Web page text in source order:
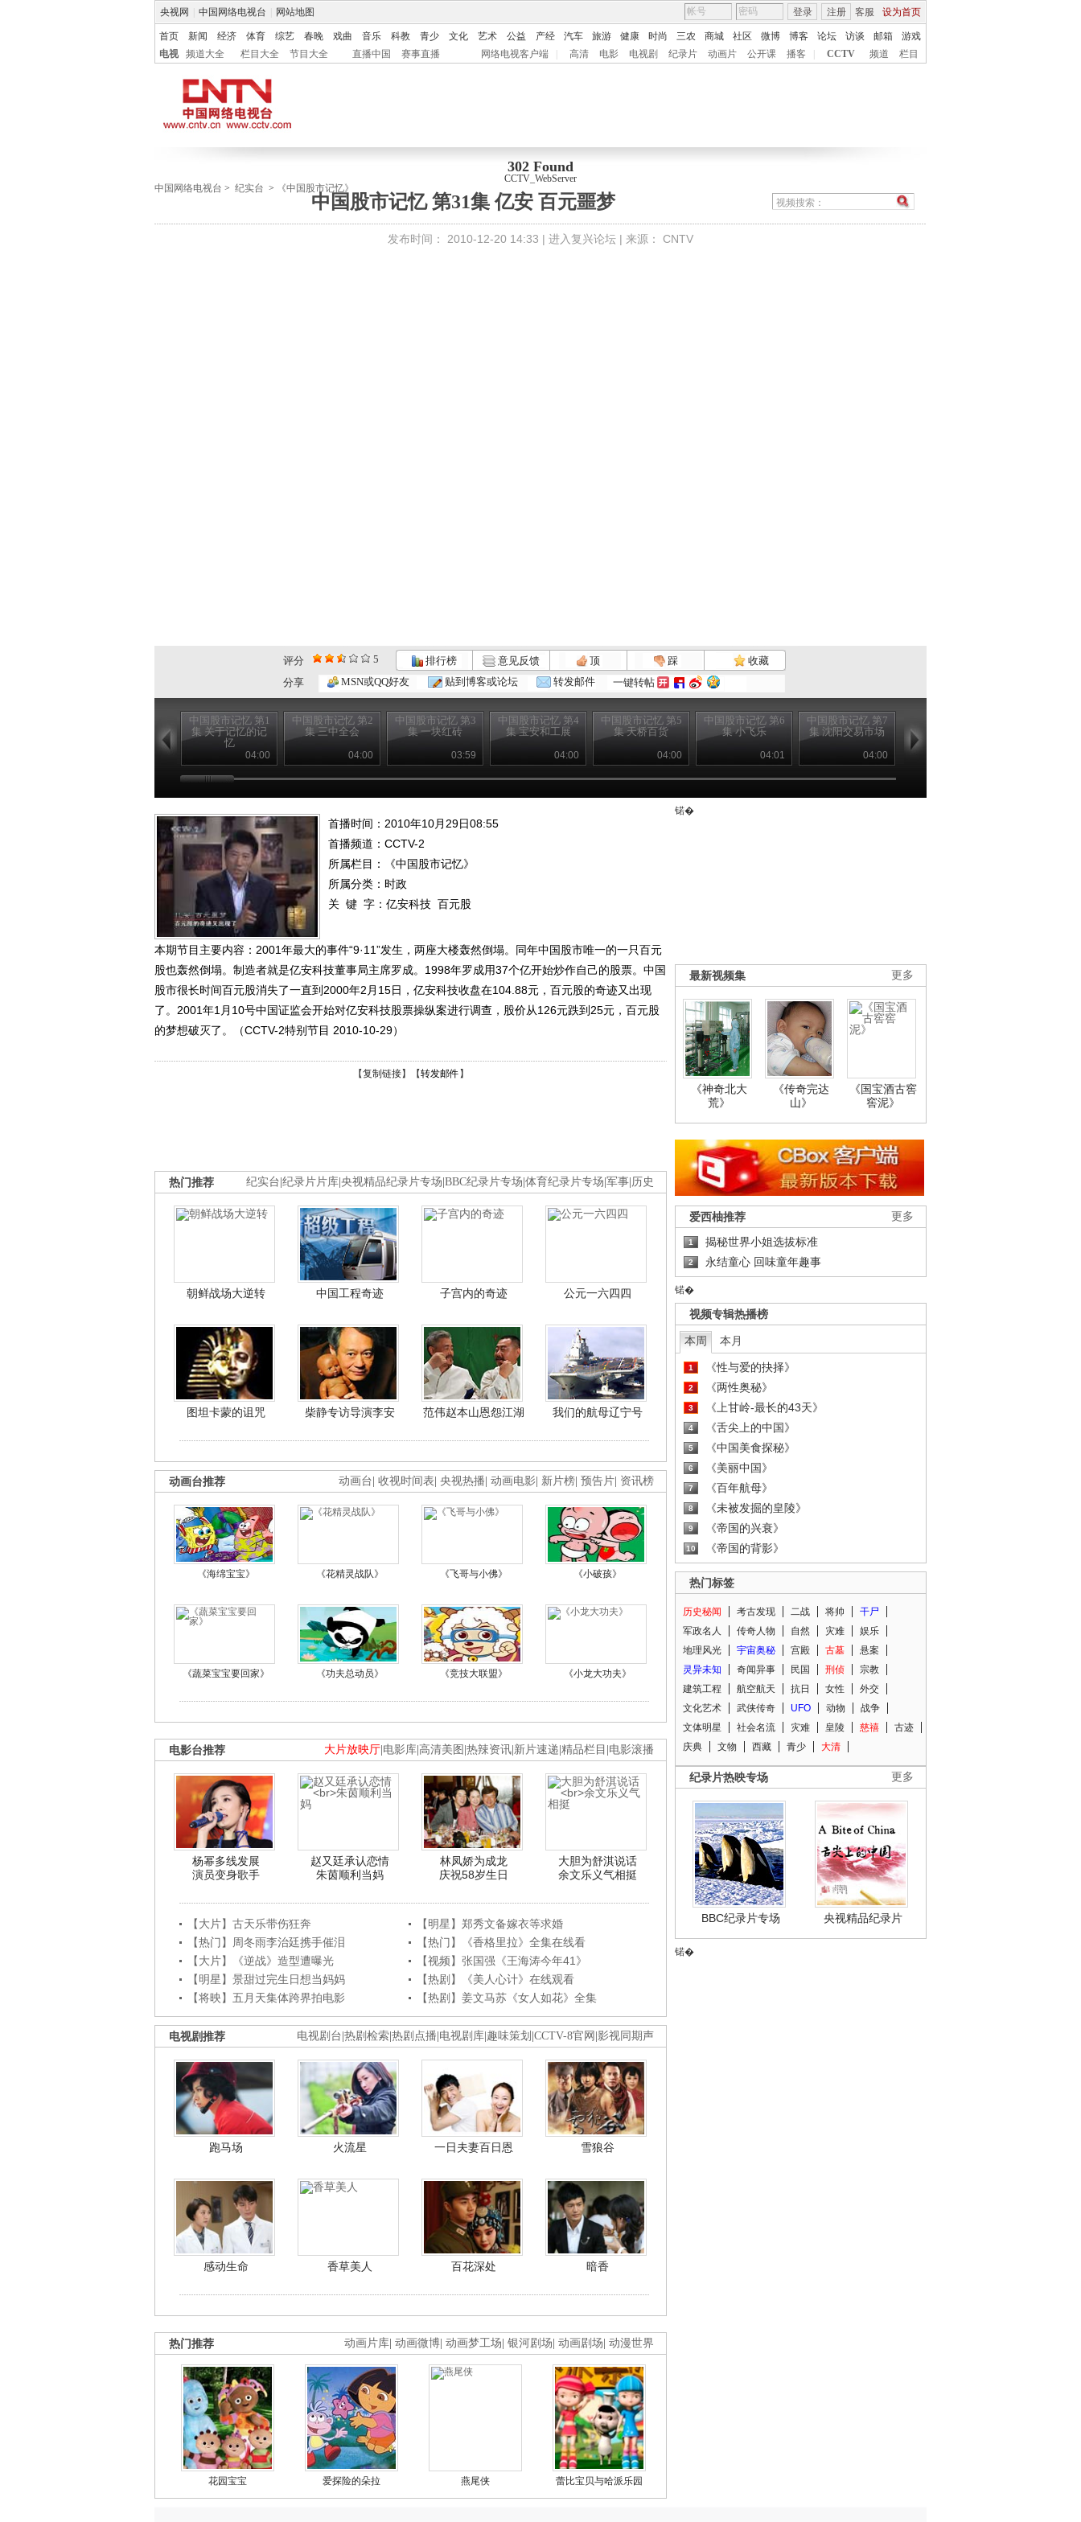
央视网 中国网络电视台 网站地图 客服 设为首页
登录 注册
首页 新闻 经济 体育 综艺 春晚 戏曲 音乐 科教 青少 文化 艺术 公益 产经 汽车 旅游 健康 时尚 三农 商城 社区 微博 博客 论坛 访谈 邮箱
游戏
电视
频道大全 栏目大全 节目大全 直播中国 赛事直播 网络电视客户端 高清 电影 电视剧 纪录片 动画片 公开课 播客 CCTV 频道 栏目
302 Found
CCTV_WebServer
中国网络电视台 > 纪实台 > 《中国股市记忆》
中国股市记忆 第31集 亿安 百元噩梦
发布时间： 2010-12-20 14:33 | 进入复兴论坛 | 来源： CNTV
评分 5 排行榜 意见反馈 顶 踩
收藏
分享
MSN或QQ好友 贴到博客或论坛 转发邮件 一键转帖
中国股市记忆 第1
集 关于记忆的记
忆
04:00
中国股市记忆 第2
集 三中全会
04:00
中国股市记忆 第3
集 一块红砖
03:59
中国股市记忆 第4
集 宝安和工展
04:00
中国股市记忆 第5
集 天桥百货
04:00
中国股市记忆 第6
集 小飞乐
04:01
中国股市记忆 第7
集 沈阳交易市场
04:00
集 静安营业部
首播时间：2010年10月29日08:55
首播频道： CCTV-2
所属栏目：
《中国股市记忆》
所属分类：时政
关 键 字： 亿安科技 百元股
本期节目主要内容：2001年最大的事件“9·11”发生，两座大楼轰然倒塌。同年中国股市唯一的一只百元
股也轰然倒塌。制造者就是亿安科技董事局主席罗成。1998年罗成用37个亿开始炒作自己的股票。中国
股市很长时间百元股消失了一直到2000年2月15日，亿安科技收盘在104.88元，百元股的奇迹又出现
了。2001年1月10号中国证监会开始对亿安科技股票操纵案进行调查，股价从126元跌到25元，百元股
的梦想破灭了。（CCTV-2特别节目 2010-10-29）
【复制链接】【转发邮件 】
纪实台 纪录片片库 央视精品纪录片专场 BBC纪录片专场 体育纪录片专场 军事 历史
热门推荐
朝鲜战场大逆转 中国工程奇迹 子宫内的奇迹 公元一六四四
图坦卡蒙的诅咒 柴静专访导演李安 范伟赵本山恩怨江湖 我们的航母辽宁号
动画台 收视时间表 央视热播 动画电影 新片榜 预告片 资讯榜
动画台推荐
《海绵宝宝》 《花精灵战队》 《飞哥与小佛》 《小破孩》
《蔬菜宝宝要回家》 《功夫总动员》 《竞技大联盟》 《小龙大功夫》
大片放映厅 电影库 高清美图 热辣资讯 新片速递 精品栏目 电影滚播
电影台推荐
杨幂多线发展
演员变身歌手
赵又廷承认恋情
朱茵顺利当妈
林凤娇为成龙
庆祝58岁生日
大胆为舒淇说话
余文乐义气相挺
【大片】古天乐带伤狂奔
【明星】郑秀文备嫁衣等求婚
【热门】周冬雨李治廷携手催泪
【热门】《香格里拉》全集在线看
【大片】《逆战》造型遭曝光
【视频】张国强《王海涛今年41》
【明星】景甜过完生日想当妈妈
【热剧】《美人心计》在线观看
【将映】五月天集体跨界拍电影
【热剧】姜文马苏《女人如花》全集
电视剧台 热剧检索 热剧点播 电视剧库 趣味策划 CCTV-8官网 影视同期声
电视剧推荐
跑马场 火流星 一日夫妻百日恩 雪狼谷
感动生命 香草美人 百花深处 暗香
动画片库 动画微博 动画梦工场 银河剧场 动画剧场 动漫世界
热门推荐
花园宝宝 爱探险的朵拉 燕尾侠 蕾比宝贝与哈派乐园
锘�
更多
最新视频集
《神奇北大
荒》
《传奇完达
山》
《国宝酒古窖
窖泥》
更多
爱西柚推荐
1 揭秘世界小姐选拔标准
2 永结童心 回味童年趣事
锘�
视频专辑热播榜
本周 本月
1 《性与爱的抉择》
2 《两性奥秘》
3 《上甘岭-最长的43天》
4 《舌尖上的中国》
5 《中国美食探秘》
6 《美丽中国》
7 《百年航母》
8 《未被发掘的皇陵》
9 《帝国的兴衰》
10 《帝国的背影》
热门标签
历史秘闻 考古发现 二战 将帅
干尸
军政名人
传奇人物 自然 灾难
娱乐
地理风光
宇宙奥秘 宫殿 古墓
悬案
灵异未知
奇闻异事 民国 刑侦
宗教
建筑工程
航空航天 抗日 女性
外交
文化艺术
武侠传奇 UFO 动物
战争
文体明星
社会名流 灾难 皇陵 慈禧
古迹
庆典
文物 西藏 青少 大清
更多
纪录片热映专场
BBC纪录片专场 央视精品纪录片
锘�